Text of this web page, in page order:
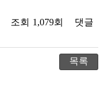
조회 1,079회
댓글
목록